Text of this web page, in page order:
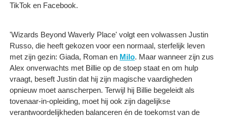
TikTok en Facebook.
'Wizards Beyond Waverly Place' volgt een volwassen Justin
Russo, die heeft gekozen voor een normaal, sterfelijk leven
met zijn gezin: Giada, Roman en Milo. Maar wanneer zijn zus
Alex onverwachts met Billie op de stoep staat en om hulp
vraagt, beseft Justin dat hij zijn magische vaardigheden
opnieuw moet aanscherpen. Terwijl hij Billie begeleidt als
tovenaar-in-opleiding, moet hij ook zijn dagelijkse
verantwoordelijkheden balanceren én de toekomst van de